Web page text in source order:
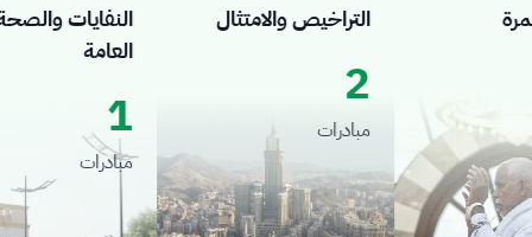
النفايات والصحة
العامة
مبادرات
التراخيص والامتثال
مبادرات